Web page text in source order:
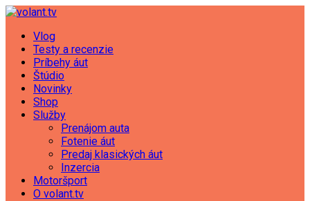
Vlog
Testy a recenzie
Príbehy áut
Štúdio
Novinky
Shop
Služby
Prenájom auta
Fotenie áut
Predaj klasických áut
Inzercia
Motoršport
O volant.tv